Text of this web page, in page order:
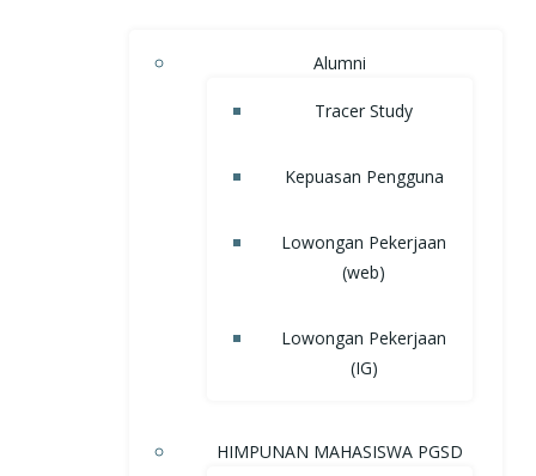
Alumni
Tracer Study
Kepuasan Pengguna
Lowongan Pekerjaan
(web)
Lowongan Pekerjaan
(IG)
HIMPUNAN MAHASISWA PGSD